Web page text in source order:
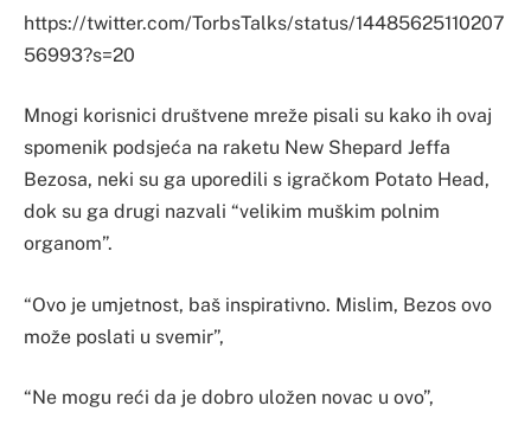
https://twitter.com/TorbsTalks/status/14485625110207
56993?s=20
Mnogi korisnici društvene mreže pisali su kako ih ovaj
spomenik podsjeća na raketu New Shepard Jeffa
Bezosa, neki su ga uporedili s igračkom Potato Head,
dok su ga drugi nazvali “velikim muškim polnim
organom”.
“Ovo je umjetnost, baš inspirativno. Mislim, Bezos ovo
može poslati u svemir”,
“Ne mogu reći da je dobro uložen novac u ovo”,